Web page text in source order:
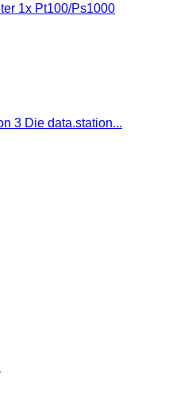
1x Pt100/Ps1000
3 Die data.station...